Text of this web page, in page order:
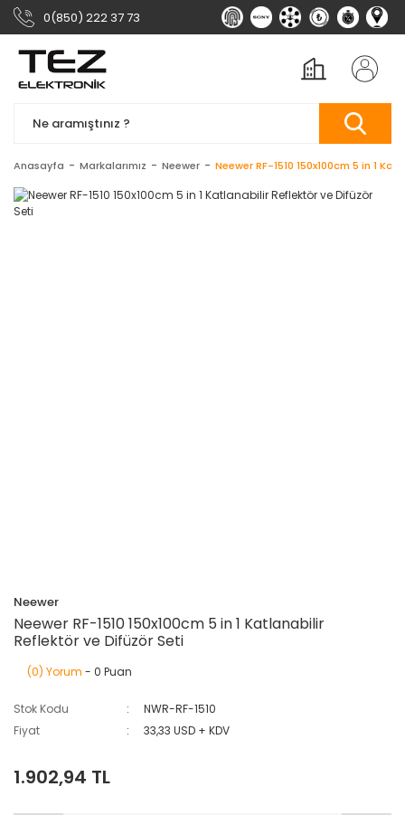
0(850) 222 37 73
Anasayfa Markalarımız Neewer Neewer RF-1510 150x100cm 5 in 1
Neewer
Neewer RF-1510 150x100cm 5 in 1 Katlanabilir
Reflektör ve Difüzör Seti
(0) Yorum - 0 Puan
Stok Kodu
NWR-RF-1510
Fiyat
33,33 USD + KDV
1.902,94 TL